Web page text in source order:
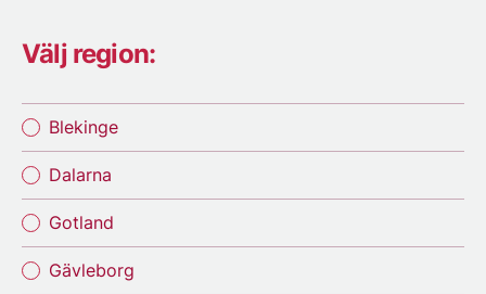
Välj region:
Blekinge
Dalarna
Gotland
Gävleborg